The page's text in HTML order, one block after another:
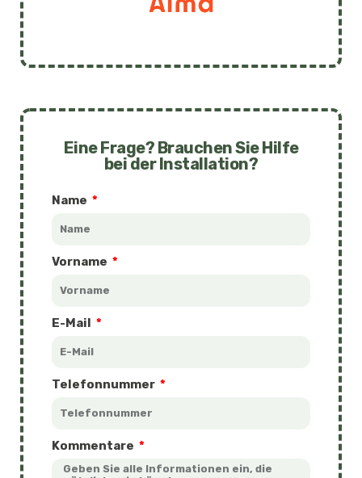
Eine Frage? Brauchen Sie Hilfe
bei der Installation?
Name
Vorname
E-Mail
Telefonnummer
Kommentare